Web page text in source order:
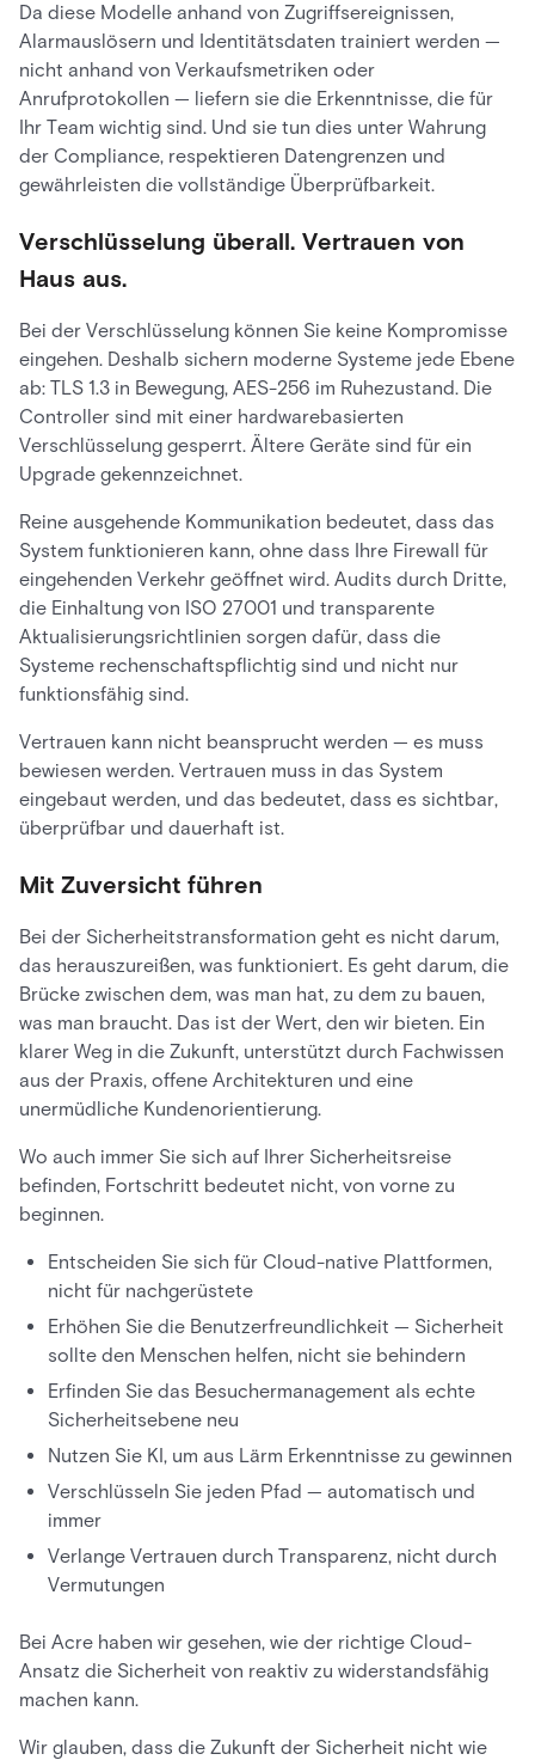
Da diese Modelle anhand von Zugriffsereignissen,
Alarmauslösern und Identitätsdaten trainiert werden —
nicht anhand von Verkaufsmetriken oder
Anrufprotokollen — liefern sie die Erkenntnisse, die für
Ihr Team wichtig sind. Und sie tun dies unter Wahrung
der Compliance, respektieren Datengrenzen und
gewährleisten die vollständige Überprüfbarkeit.
Verschlüsselung überall. Vertrauen von
Haus aus.
Bei der Verschlüsselung können Sie keine Kompromisse
eingehen. Deshalb sichern moderne Systeme jede Ebene
ab: TLS 1.3 in Bewegung, AES-256 im Ruhezustand. Die
Controller sind mit einer hardwarebasierten
Verschlüsselung gesperrt. Ältere Geräte sind für ein
Upgrade gekennzeichnet.
Reine ausgehende Kommunikation bedeutet, dass das
System funktionieren kann, ohne dass Ihre Firewall für
eingehenden Verkehr geöffnet wird. Audits durch Dritte,
die Einhaltung von ISO 27001 und transparente
Aktualisierungsrichtlinien sorgen dafür, dass die
Systeme rechenschaftspflichtig sind und nicht nur
funktionsfähig sind.
Vertrauen kann nicht beansprucht werden — es muss
bewiesen werden. Vertrauen muss in das System
eingebaut werden, und das bedeutet, dass es sichtbar,
überprüfbar und dauerhaft ist.
Mit Zuversicht führen
Bei der Sicherheitstransformation geht es nicht darum,
das herauszureißen, was funktioniert. Es geht darum, die
Brücke zwischen dem, was man hat, zu dem zu bauen,
was man braucht. Das ist der Wert, den wir bieten. Ein
klarer Weg in die Zukunft, unterstützt durch Fachwissen
aus der Praxis, offene Architekturen und eine
unermüdliche Kundenorientierung.
Wo auch immer Sie sich auf Ihrer Sicherheitsreise
befinden, Fortschritt bedeutet nicht, von vorne zu
beginnen.
Entscheiden Sie sich für Cloud-native Plattformen,
nicht für nachgerüstete
Erhöhen Sie die Benutzerfreundlichkeit — Sicherheit
sollte den Menschen helfen, nicht sie behindern
Erfinden Sie das Besuchermanagement als echte
Sicherheitsebene neu
Nutzen Sie KI, um aus Lärm Erkenntnisse zu gewinnen
Verschlüsseln Sie jeden Pfad — automatisch und
immer
Verlange Vertrauen durch Transparenz, nicht durch
Vermutungen
Bei Acre haben wir gesehen, wie der richtige Cloud-
Ansatz die Sicherheit von reaktiv zu widerstandsfähig
machen kann.
Wir glauben, dass die Zukunft der Sicherheit nicht wie